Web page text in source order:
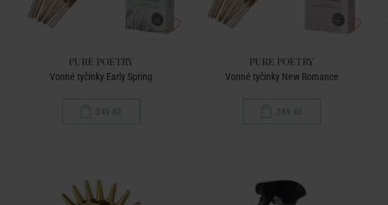
PURE POETRY
Vonné tyčinky Early Spring
249 Kč
PURE POETRY
Vonné tyčinky New Romance
249 Kč